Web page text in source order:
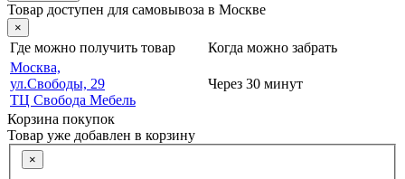
Товар доступен для самовывоза в Москве
×
Где можно получить товар
Когда можно забрать
Москва,
ул.Свободы, 29
ТЦ Свобода Мебель
Через 30 минут
Корзина покупок
Товар уже добавлен в корзину
×